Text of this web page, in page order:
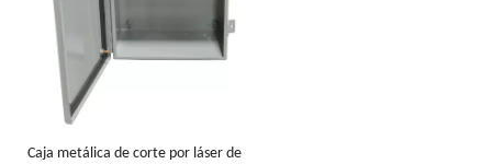
Caja metálica de corte por láser de